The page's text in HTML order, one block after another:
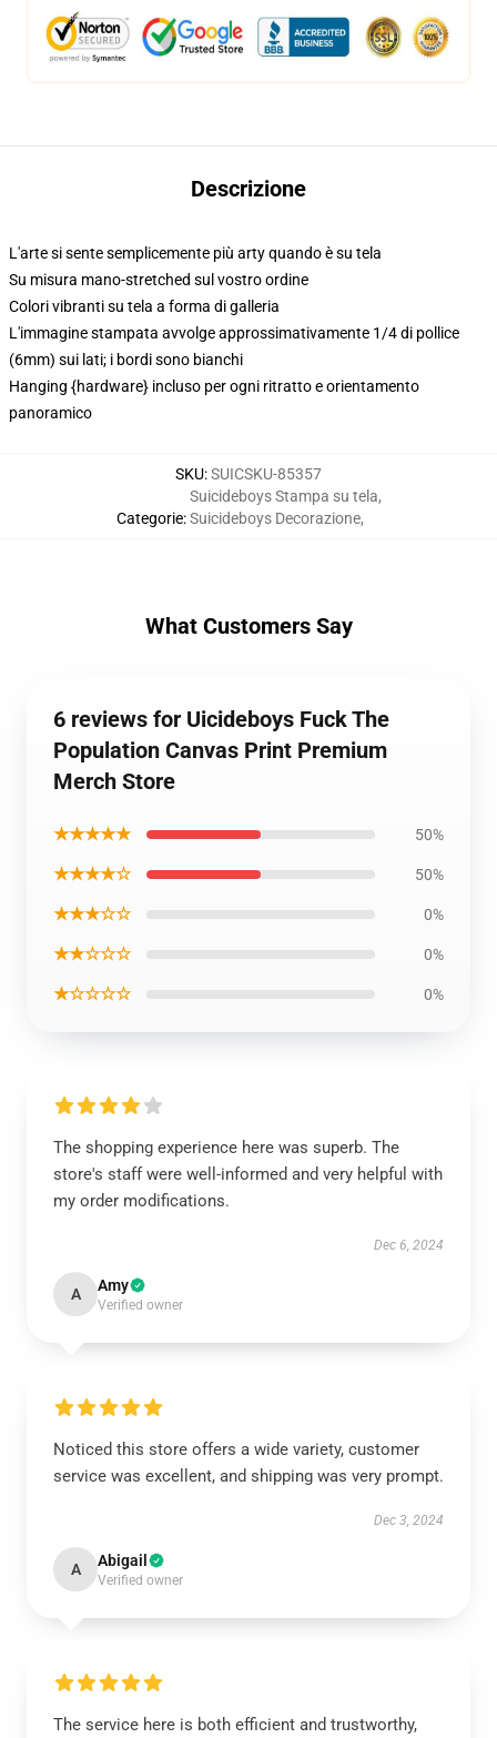
Descrizione
L'arte si sente semplicemente più arty quando è su tela
Su misura mano-stretched sul vostro ordine
Colori vibranti su tela a forma di galleria
L'immagine stampata avvolge approssimativamente 1/4 di pollice
(6mm) sui lati; i bordi sono bianchi
Hanging {hardware} incluso per ogni ritratto e orientamento
panoramico
SKU:SUICSKU-85357
Categorie:
Suicideboys Stampa su tela,
Suicideboys Decorazione,
What Customers Say
6 reviews for Uicideboys Fuck The
Population Canvas Print Premium
Merch Store
★★★★★ 50%
★★★★☆ 50%
★★★☆☆ 0%
★★☆☆☆ 0%
★☆☆☆☆ 0%
The shopping experience here was superb. The
store's staff were well-informed and very helpful with
my order modifications.
Dec 6, 2024
A Amy
Verified owner
Noticed this store offers a wide variety, customer
service was excellent, and shipping was very prompt.
Dec 3, 2024
A Abigail
Verified owner
The service here is both efficient and trustworthy,